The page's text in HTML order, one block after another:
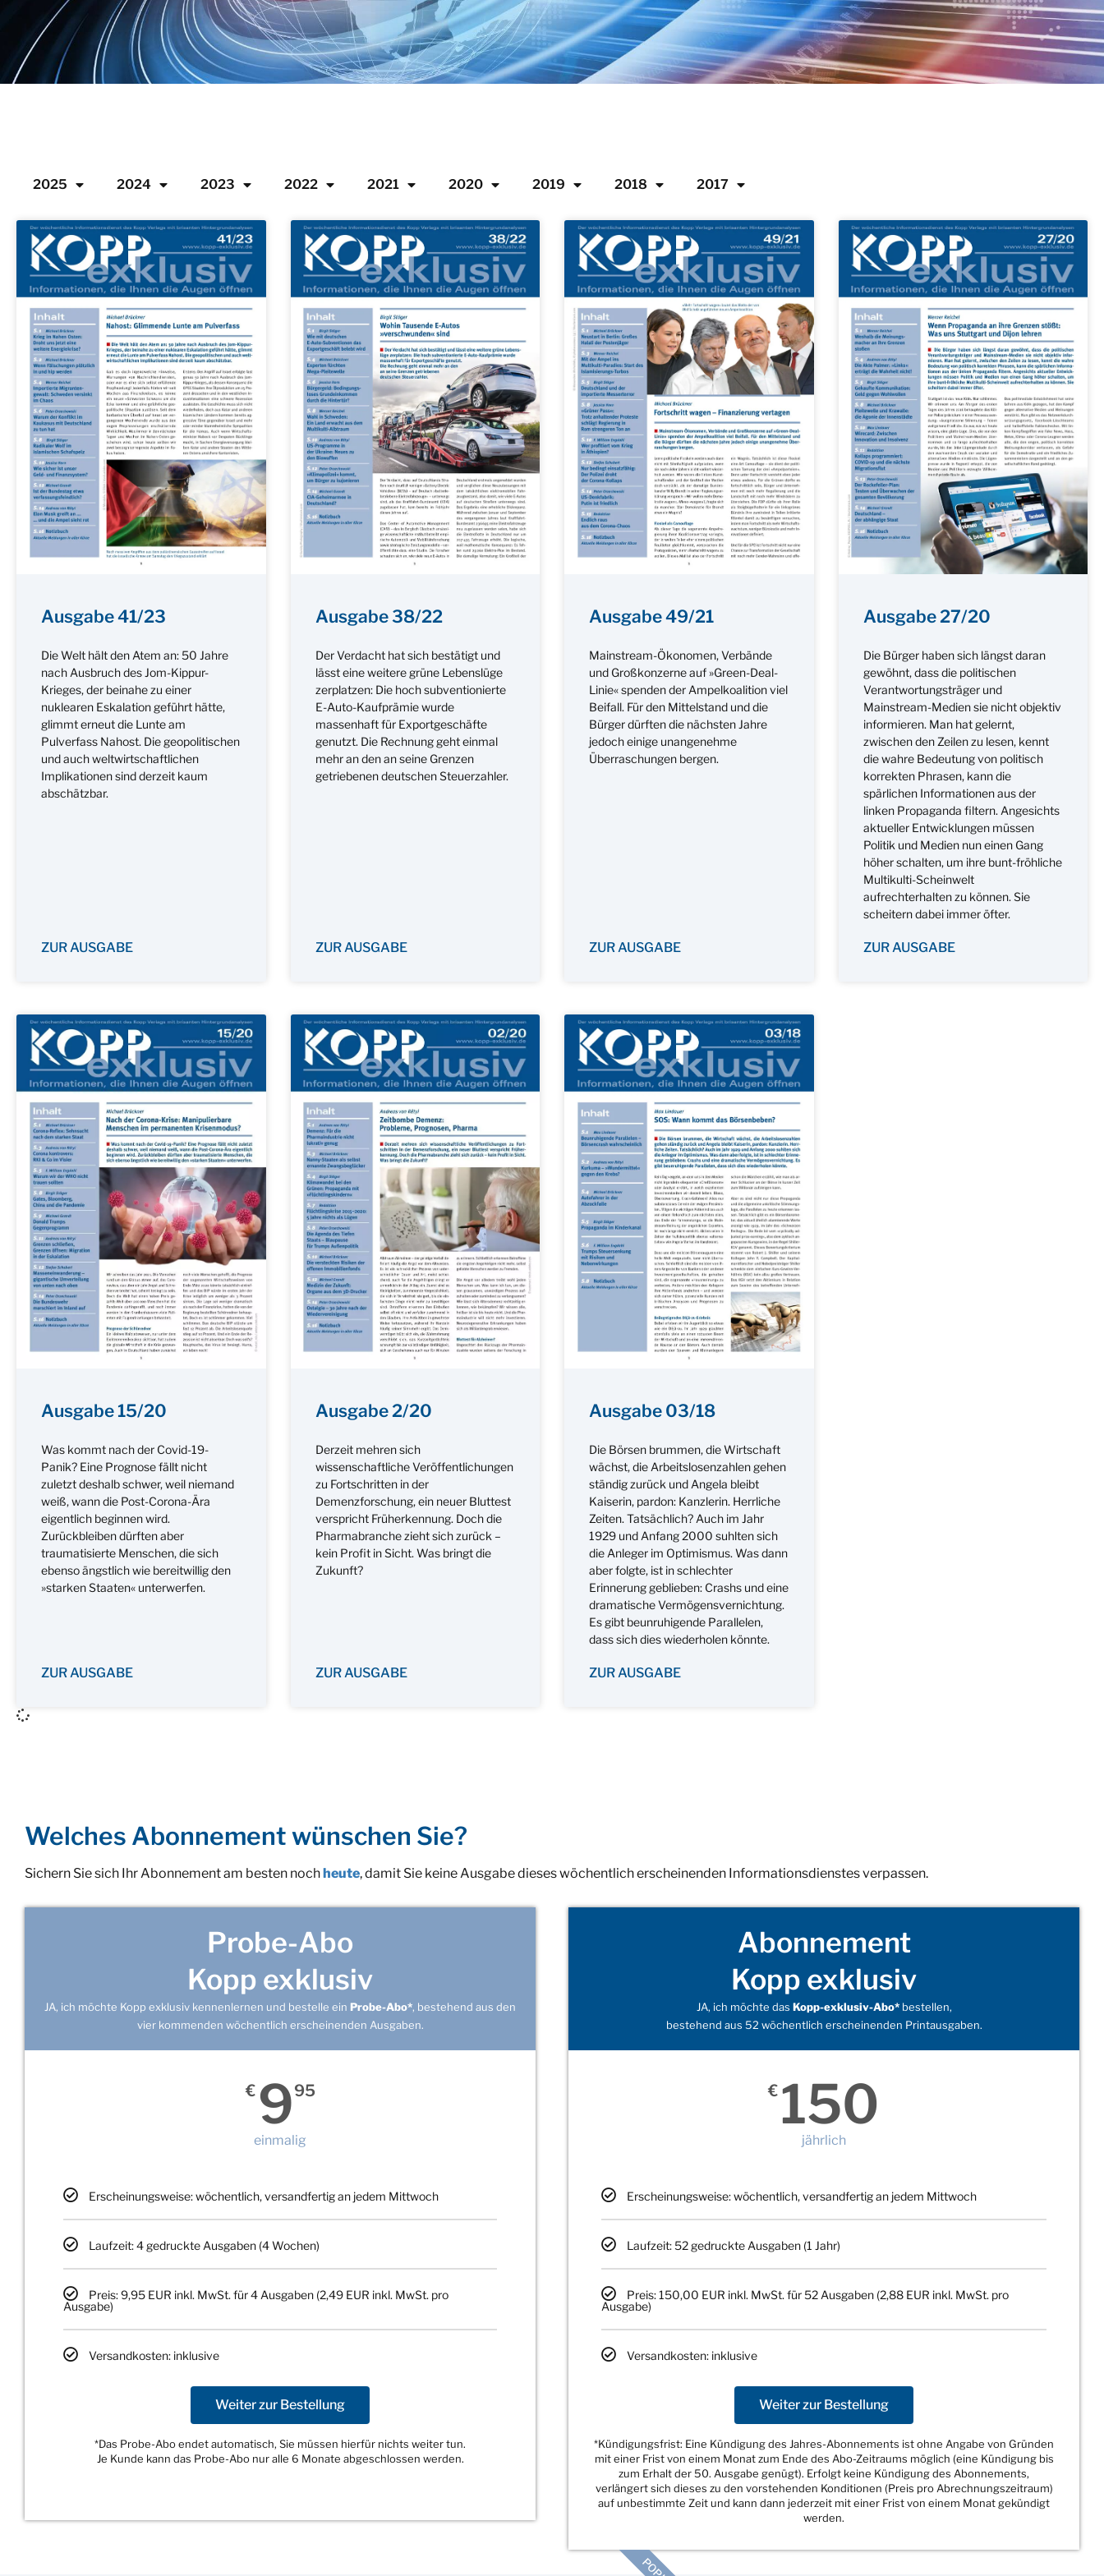
2025 2024 2023 2022 2021 2020 2019 2018 2017
Ausgabe 41/23
Die Welt hält den Atem an: 50 Jahre
nach Ausbruch des Jom-Kippur-
Krieges, der beinahe zu einer
nuklearen Eskalation geführt hätte,
glimmt erneut die Lunte am
Pulverfass Nahost. Die geopolitischen
und auch weltwirtschaftlichen
Implikationen sind derzeit kaum
abschätzbar.
ZUR AUSGABE
Ausgabe 38/22
Der Verdacht hat sich bestätigt und
lässt eine weitere grüne Lebenslüge
zerplatzen: Die hoch subventionierte
E-Auto-Kaufprämie wurde
massenhaft für Exportgeschäfte
genutzt. Die Rechnung geht einmal
mehr an den an seine Grenzen
getriebenen deutschen Steuerzahler.
ZUR AUSGABE
Ausgabe 49/21
Mainstream-Ökonomen, Verbände
und Großkonzerne auf »Green-Deal-
Linie« spenden der Ampelkoalition viel
Beifall. Für den Mittelstand und die
Bürger dürften die nächsten Jahre
jedoch einige unangenehme
Überraschungen bergen.
ZUR AUSGABE
Ausgabe 27/20
Die Bürger haben sich längst daran
gewöhnt, dass die politischen
Verantwortungsträger und
Mainstream-Medien sie nicht objektiv
informieren. Man hat gelernt,
zwischen den Zeilen zu lesen, kennt
die wahre Bedeutung von politisch
korrekten Phrasen, kann die
spärlichen Informationen aus der
linken Propaganda filtern. Angesichts
aktueller Entwicklungen müssen
Politik und Medien nun einen Gang
höher schalten, um ihre bunt-fröhliche
Multikulti-Scheinwelt
aufrechterhalten zu können. Sie
scheitern dabei immer öfter.
ZUR AUSGABE
Ausgabe 15/20
Was kommt nach der Covid-19-
Panik? Eine Prognose fällt nicht
zuletzt deshalb schwer, weil niemand
weiß, wann die Post-Corona-Ära
eigentlich beginnen wird.
Zurückbleiben dürften aber
traumatisierte Menschen, die sich
ebenso ängstlich wie bereitwillig den
»starken Staaten« unterwerfen.
ZUR AUSGABE
Ausgabe 2/20
Derzeit mehren sich
wissenschaftliche Veröffentlichungen
zu Fortschritten in der
Demenzforschung, ein neuer Bluttest
verspricht Früherkennung. Doch die
Pharmabranche zieht sich zurück –
kein Profit in Sicht. Was bringt die
Zukunft?
ZUR AUSGABE
Ausgabe 03/18
Die Börsen brummen, die Wirtschaft
wächst, die Arbeitslosenzahlen gehen
ständig zurück und Angela bleibt
Kaiserin, pardon: Kanzlerin. Herrliche
Zeiten. Tatsächlich? Auch im Jahr
1929 und Anfang 2000 suhlten sich
die Anleger im Optimismus. Was dann
aber folgte, ist in schlechter
Erinnerung geblieben: Crashs und eine
dramatische Vermögensvernichtung.
Es gibt beunruhigende Parallelen,
dass sich dies wiederholen könnte.
ZUR AUSGABE
Welches Abonnement wünschen Sie?
Sichern Sie sich Ihr Abonnement am besten nochheute, damit Sie keine Ausgabe dieses wöchentlich erscheinenden Informationsdienstes verpassen.
Probe-Abo
Kopp exklusiv
JA, ich möchte Kopp exklusiv kennenlernen und bestelle ein Probe-Abo*, bestehend aus den
vier kommenden wöchentlich erscheinenden Ausgaben.
€ 995
einmalig
Erscheinungsweise: wöchentlich, versandfertig an jedem Mittwoch
Laufzeit: 4 gedruckte Ausgaben (4 Wochen)
Preis: 9,95 EUR inkl. MwSt. für 4 Ausgaben (2,49 EUR inkl. MwSt. pro
Ausgabe)
Versandkosten: inklusive
Weiter zur Bestellung
*Das Probe-Abo endet automatisch, Sie müssen hierfür nichts weiter tun.
Je Kunde kann das Probe-Abo nur alle 6 Monate abgeschlossen werden.
Abonnement
Kopp exklusiv
JA, ich möchte das Kopp-exklusiv-Abo*bestellen,
bestehend aus 52 wöchentlich erscheinenden Printausgaben.
€ 150
jährlich
Erscheinungsweise: wöchentlich, versandfertig an jedem Mittwoch
Laufzeit: 52 gedruckte Ausgaben (1 Jahr)
Preis: 150,00 EUR inkl. MwSt. für 52 Ausgaben (2,88 EUR inkl. MwSt. pro
Ausgabe)
Versandkosten: inklusive
Weiter zur Bestellung
*Kündigungsfrist: Eine Kündigung des Jahres-Abonnements ist ohne Angabe von Gründen
mit einer Frist von einem Monat zum Ende des Abo-Zeitraums möglich (eine Kündigung bis
zum Erhalt der 50. Ausgabe genügt). Erfolgt keine Kündigung des Abonnements,
verlängert sich dieses zu den vorstehenden Konditionen (Preis pro Abrechnungszeitraum)
auf unbestimmte Zeit und kann dann jederzeit mit einer Frist von einem Monat gekündigt
werden.